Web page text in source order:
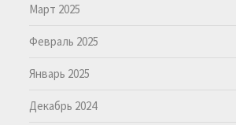
Март 2025
Февраль 2025
Январь 2025
Декабрь 2024